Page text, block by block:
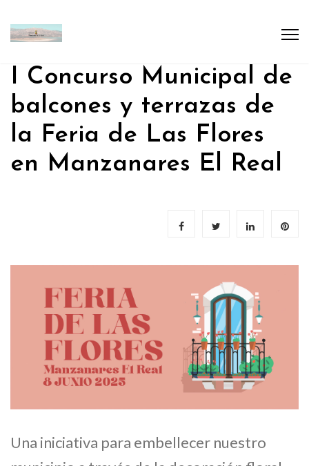
I Concurso Municipal de
balcones y terrazas de
la Feria de Las Flores
en Manzanares El Real
Una iniciativa para embellecer nuestro